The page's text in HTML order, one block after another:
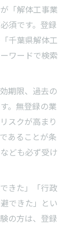
「解体工事業
須です。登録
千葉県解体工
ワードで検索
期限、過去の
。無登録の業
スクが高まり
あることが条
ども必ず受け
きた」「行政
できた」とい
の方は、登録